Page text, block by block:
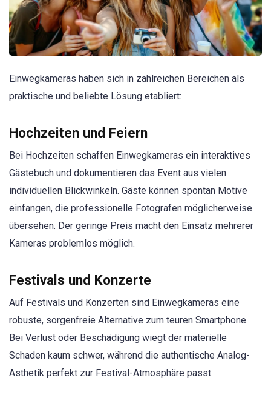
Einwegkameras haben sich in zahlreichen Bereichen als
praktische und beliebte Lösung etabliert:
Hochzeiten und Feiern
Bei Hochzeiten schaffen Einwegkameras ein interaktives
Gästebuch und dokumentieren das Event aus vielen
individuellen Blickwinkeln. Gäste können spontan Motive
einfangen, die professionelle Fotografen möglicherweise
übersehen. Der geringe Preis macht den Einsatz mehrerer
Kameras problemlos möglich.
Festivals und Konzerte
Auf Festivals und Konzerten sind Einwegkameras eine
robuste, sorgenfreie Alternative zum teuren Smartphone.
Bei Verlust oder Beschädigung wiegt der materielle
Schaden kaum schwer, während die authentische Analog-
Ästhetik perfekt zur Festival-Atmosphäre passt.